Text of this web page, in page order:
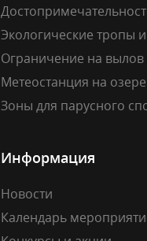
Экологические тропы
Ограничение на
Метеостанция на озере
Зоны для парусного
Информация
Новости
Календарь